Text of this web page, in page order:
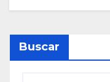
Buscar